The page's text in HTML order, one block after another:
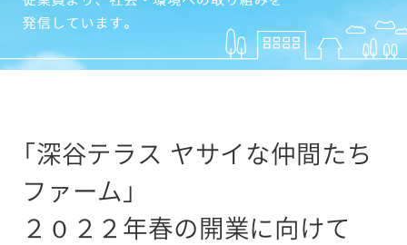
「深谷テラス ヤサイな仲間たち
ファーム」
２０２２年春の開業に向けて